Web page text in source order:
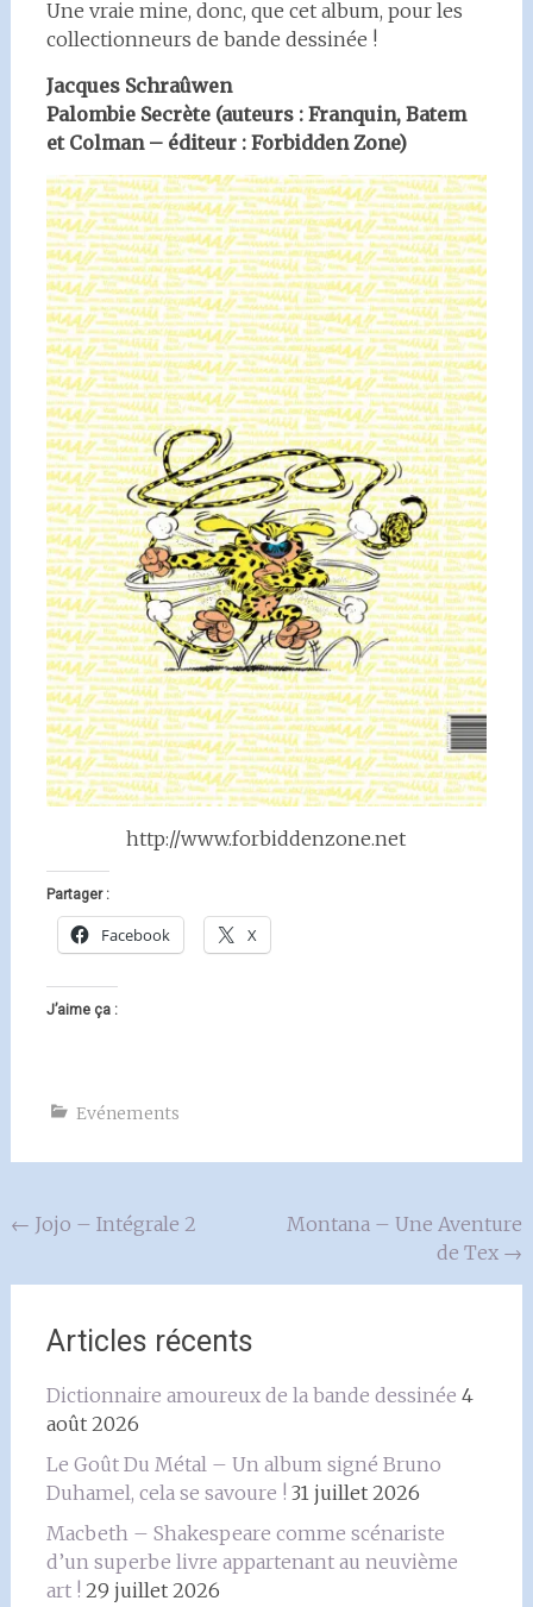
Une vraie mine, donc, que cet album, pour les
collectionneurs de bande dessinée !
Jacques Schraûwen
Palombie Secrète (auteurs : Franquin, Batem
et Colman – éditeur : Forbidden Zone)
http://www.forbiddenzone.net
Partager :
Facebook X
J’aime ça :
Evénements
Navigation
← Jojo – Intégrale 2
Montana – Une Aventure
de Tex →
Articles récents
Dictionnaire amoureux de la bande dessinée 4
août 2026
Le Goût Du Métal – Un album signé Bruno
Duhamel, cela se savoure ! 31 juillet 2026
Macbeth – Shakespeare comme scénariste
d’un superbe livre appartenant au neuvième
art ! 29 juillet 2026